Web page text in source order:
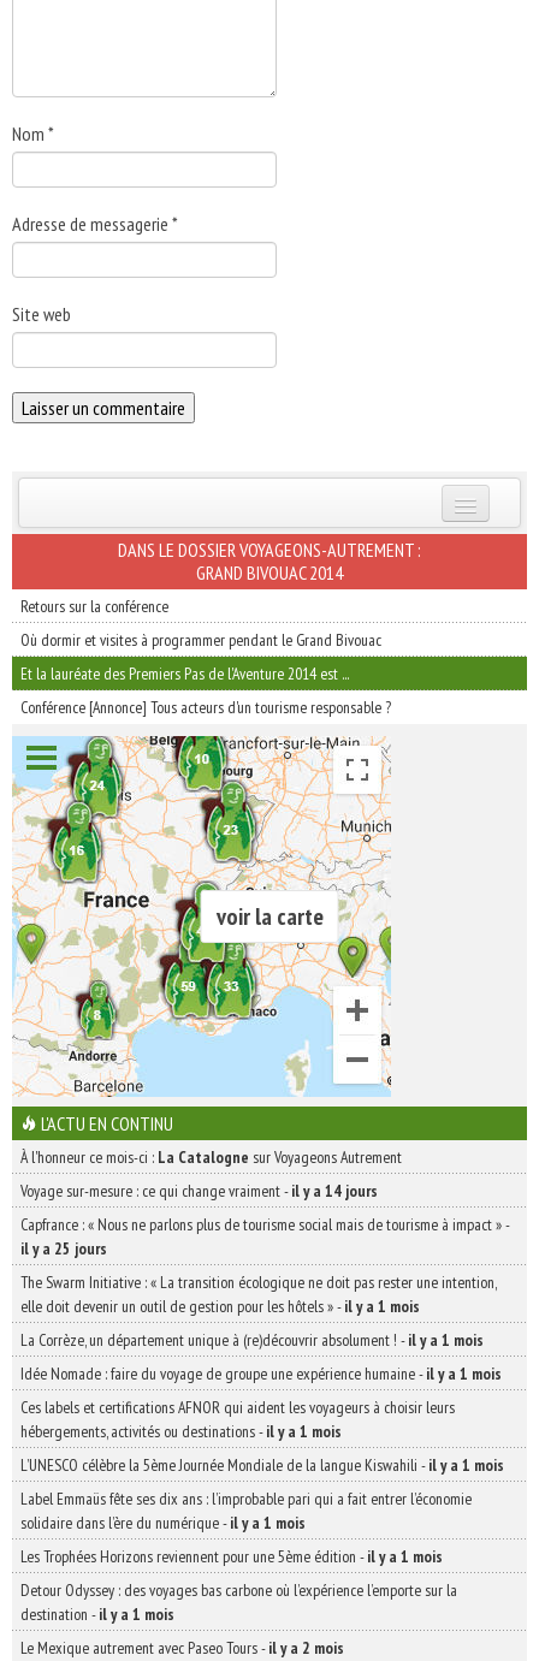
Nom *
Adresse de messagerie *
Site web
INSCRIVEZ-VOUS | ABONNEZ-VOUS
DANS LE DOSSIER VOYAGEONS-AUTREMENT :
GRAND BIVOUAC 2014
Retours sur la conférence
Où dormir et visites à programmer pendant le Grand Bivouac
Et la lauréate des Premiers Pas de l'Aventure 2014 est ...
Conférence [Annonce] Tous acteurs d'un tourisme responsable ?
voir la carte
L'ACTU EN CONTINU
À l'honneur ce mois-ci : La Catalogne sur Voyageons Autrement
Voyage sur-mesure : ce qui change vraiment-il y a 14 jours
Capfrance : « Nous ne parlons plus de tourisme social mais de tourisme à impact »-
il y a 25 jours
The Swarm Initiative : « La transition écologique ne doit pas rester une intention,
elle doit devenir un outil de gestion pour les hôtels »-il y a 1 mois
La Corrèze, un département unique à (re)découvrir absolument ! -il y a 1 mois
Idée Nomade : faire du voyage de groupe une expérience humaine-il y a 1 mois
Ces labels et certifications AFNOR qui aident les voyageurs à choisir leurs
hébergements, activités ou destinations-il y a 1 mois
L’UNESCO célèbre la 5ème Journée Mondiale de la langue Kiswahili -il y a 1 mois
Label Emmaüs fête ses dix ans : l’improbable pari qui a fait entrer l’économie
solidaire dans l’ère du numérique-il y a 1 mois
Les Trophées Horizons reviennent pour une 5ème édition -il y a 1 mois
Detour Odyssey : des voyages bas carbone où l’expérience l’emporte sur la
destination -il y a 1 mois
Le Mexique autrement avec Paseo Tours-il y a 2 mois